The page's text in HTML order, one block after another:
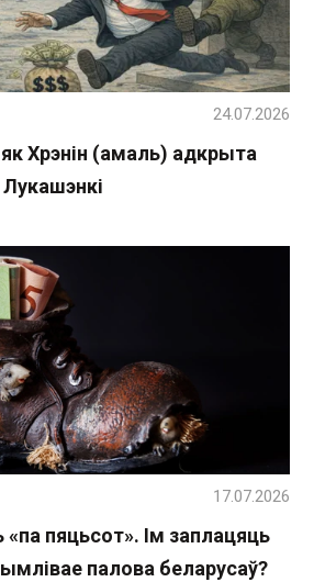
Хрэнін (амаль) адкрыта
24.07.2026
«па пяцьсот». Ім заплацяць
палова беларусаў?
17.07.2026